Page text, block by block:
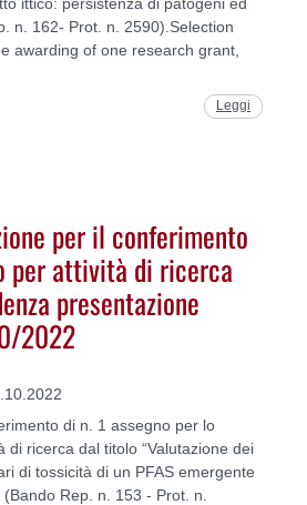
ittico: persistenza di patogeni ed
n. 162- Prot. n. 2590).Selection
awarding of one research grant,
Leggi
per il conferimento
per attività di ricerca
presentazione
2022
di n. 1 assegno per lo
di ricerca dal titolo “Valutazione dei
di tossicità di un PFAS emergente
Rep. n. 153 - Prot. n.